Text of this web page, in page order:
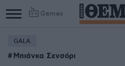
Games
GALA
Μπιάνκα Σενσόρι